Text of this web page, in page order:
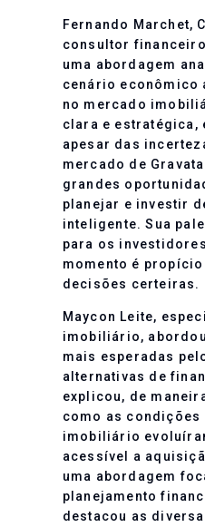
Fernando Marchet,
consultor
uma abordagem
cenário econômico
no mercado
clara e estratégica,
apesar das
mercado de
grandes
planejar e investir
inteligente. Sua
para os
momento é
decisões certeiras.
Maycon Leite,
imobiliário,
mais esperadas
alternativas de
explicou, de
como as condições
imobiliário
acessível a
uma abordagem
planejamento
destacou as